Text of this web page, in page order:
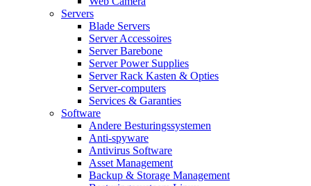
Servers
Blade Servers
Server Accessoires
Server Barebone
Server Power Supplies
Server Rack Kasten & Opties
Server-computers
Services & Garanties
Software
Andere Besturingssystemen
Anti-spyware
Antivirus Software
Asset Management
Backup & Storage Management